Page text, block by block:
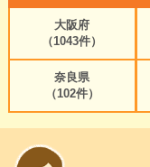
大阪府
（1043件）
奈良県
（102件）